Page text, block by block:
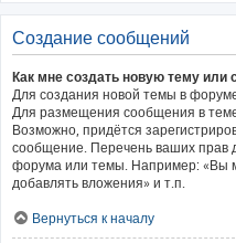
Создание сообщений
Как мне создать новую тему или
Для создания новой темы в
Для размещения сообщения в
Возможно, придётся
сообщение. Перечень ваших прав
форума или темы. Например: «Вы
добавлять вложения» и т.п.
Вернуться к началу